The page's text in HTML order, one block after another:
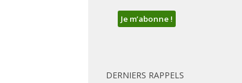
DERNIERS RAPPELS